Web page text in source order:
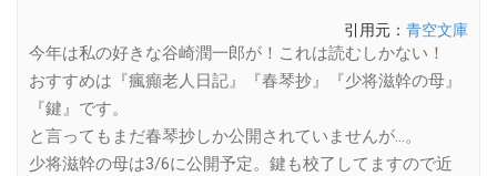
引用元： 青空文庫
今年は私の好きな谷崎潤一郎が！これは読むしかない！
おすすめは『瘋癲老人日記』『春琴抄』『少将滋幹の母』
『鍵』です。
と言ってもまだ春琴抄しか公開されていませんが…。
少将滋幹の母は3/6に公開予定。鍵も校了してますので近